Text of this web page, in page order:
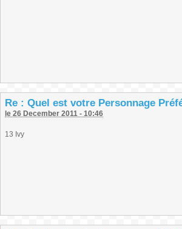
Re : Quel est votre Personnage
le 26 December 2011 - 10:46
13 Ivy